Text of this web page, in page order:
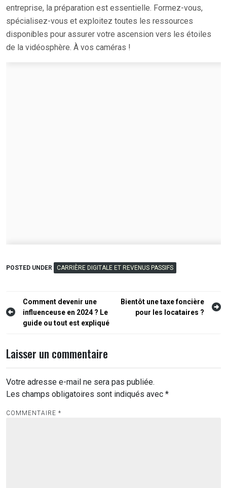
entreprise, la préparation est essentielle. Formez-vous,
spécialisez-vous et exploitez toutes les ressources
disponibles pour assurer votre ascension vers les étoiles
de la vidéosphère. À vos caméras !
POSTED UNDER CARRIÈRE DIGITALE ET REVENUS PASSIFS
Navigation
de
Comment devenir une
influenceuse en 2024 ? Le
guide ou tout est expliqué
Bientôt une taxe foncière
pour les locataires ?
Laisser un commentaire
Votre adresse e-mail ne sera pas publiée.
Les champs obligatoires sont indiqués avec *
COMMENTAIRE *